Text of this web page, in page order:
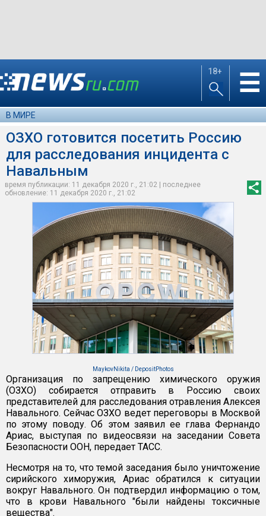
18+ ☰
В МИРЕ
ОЗХО готовится посетить Россию
для расследования инцидента с
Навальным
время публикации: 11 декабря 2020 г., 21:02 | последнее
обновление: 11 декабря 2020 г., 21:02
MaykovNikita / DepositPhotos
Организация по запрещению химического оружия
(ОЗХО) собирается отправить в Россию своих
представителей для расследования отравления Алексея
Навального. Сейчас ОЗХО ведет переговоры в Москвой
по этому поводу. Об этом заявил ее глава Фернандо
Ариас, выступая по видеосвязи на заседании Совета
Безопасности ООН, передает ТАСС.
Несмотря на то, что темой заседания было уничтожение
сирийского химоружия, Ариас обратился к ситуации
вокруг Навального. Он подтвердил информацию о том,
что в крови Навального "были найдены токсичные
вещества".